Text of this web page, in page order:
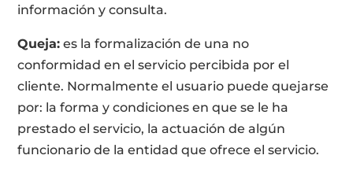
información y consulta.
Queja: es la formalización de una no
conformidad en el servicio percibida por el
cliente. Normalmente el usuario puede quejarse
por: la forma y condiciones en que se le ha
prestado el servicio, la actuación de algún
funcionario de la entidad que ofrece el servicio.